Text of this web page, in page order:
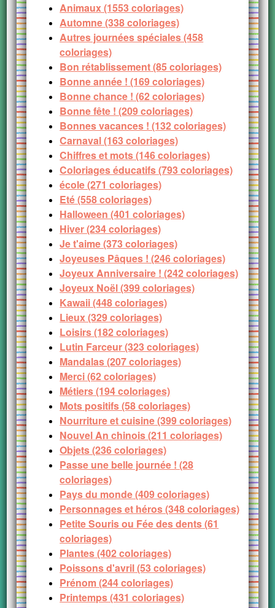
Animaux (1553 coloriages)
Automne (338 coloriages)
Autres journées spéciales (458
coloriages)
Bon rétablissement (85 coloriages)
Bonne année ! (169 coloriages)
Bonne chance ! (62 coloriages)
Bonne fête ! (209 coloriages)
Bonnes vacances ! (132 coloriages)
Carnaval (163 coloriages)
Chiffres et mots (146 coloriages)
Coloriages éducatifs (793 coloriages)
école (271 coloriages)
Eté (558 coloriages)
Halloween (401 coloriages)
Hiver (234 coloriages)
Je t'aime (373 coloriages)
Joyeuses Pâques ! (246 coloriages)
Joyeux Anniversaire ! (242 coloriages)
Joyeux Noël (399 coloriages)
Kawaii (448 coloriages)
Lieux (329 coloriages)
Loisirs (182 coloriages)
Lutin Farceur (323 coloriages)
Mandalas (207 coloriages)
Merci (62 coloriages)
Métiers (194 coloriages)
Mots positifs (58 coloriages)
Nourriture et cuisine (399 coloriages)
Nouvel An chinois (211 coloriages)
Objets (236 coloriages)
Passe une belle journée ! (28
coloriages)
Pays du monde (409 coloriages)
Personnages et héros (348 coloriages)
Petite Souris ou Fée des dents (61
coloriages)
Plantes (402 coloriages)
Poissons d'avril (53 coloriages)
Prénom (244 coloriages)
Printemps (431 coloriages)